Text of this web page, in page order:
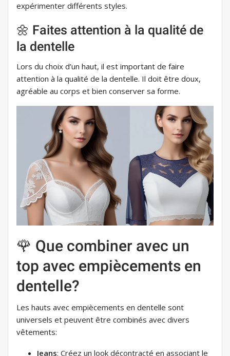
expérimenter différents styles.
🌼 Faites attention à la qualité de
la dentelle
Lors du choix d’un haut, il est important de faire
attention à la qualité de la dentelle. Il doit être doux,
agréable au corps et bien conserver sa forme.
🌹 Que combiner avec un
top avec empiècements en
dentelle?
Les hauts avec empiècements en dentelle sont
universels et peuvent être combinés avec divers
vêtements:
Jeans: Créez un look décontracté en associant le